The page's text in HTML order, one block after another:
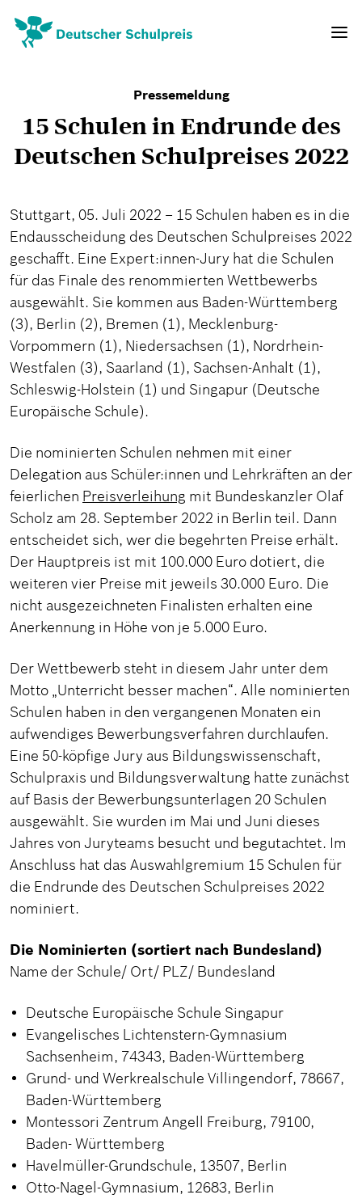
zum
Pressemeldung
15 Schulen in Endrunde des
Deutschen Schulpreises 2022
Stuttgart, 05. Juli 2022 – 15 Schulen haben es in die
Endausscheidung des Deutschen Schulpreises 2022
geschafft. Eine Expert:innen-Jury hat die Schulen
für das Finale des renommierten Wettbewerbs
ausgewählt. Sie kommen aus Baden-Württemberg
(3), Berlin (2), Bremen (1), Mecklenburg-
Vorpommern (1), Niedersachsen (1), Nordrhein-
Westfalen (3), Saarland (1), Sachsen-Anhalt (1),
Schleswig-Holstein (1) und Singapur (Deutsche
Europäische Schule).
Die nominierten Schulen nehmen mit einer
Delegation aus Schüler:innen und Lehrkräften an der
feierlichen Preisverleihung mit Bundeskanzler Olaf
Scholz am 28. September 2022 in Berlin teil. Dann
entscheidet sich, wer die begehrten Preise erhält.
Der Hauptpreis ist mit 100.000 Euro dotiert, die
weiteren vier Preise mit jeweils 30.000 Euro. Die
nicht ausgezeichneten Finalisten erhalten eine
Anerkennung in Höhe von je 5.000 Euro.
Der Wettbewerb steht in diesem Jahr unter dem
Motto „Unterricht besser machen“. Alle nominierten
Schulen haben in den vergangenen Monaten ein
aufwendiges Bewerbungsverfahren durchlaufen.
Eine 50-köpfige Jury aus Bildungswissenschaft,
Schulpraxis und Bildungsverwaltung hatte zunächst
auf Basis der Bewerbungsunterlagen 20 Schulen
ausgewählt. Sie wurden im Mai und Juni dieses
Jahres von Juryteams besucht und begutachtet. Im
Anschluss hat das Auswahlgremium 15 Schulen für
die Endrunde des Deutschen Schulpreises 2022
nominiert.
Die Nominierten (sortiert nach Bundesland)
Name der Schule/ Ort/ PLZ/ Bundesland
Deutsche Europäische Schule Singapur
Evangelisches Lichtenstern-Gymnasium
Sachsenheim, 74343, Baden-Württemberg
Grund- und Werkrealschule Villingendorf, 78667,
Baden-Württemberg
Montessori Zentrum Angell Freiburg, 79100,
Baden- Württemberg
Havelmüller-Grundschule, 13507, Berlin
Otto-Nagel-Gymnasium, 12683, Berlin